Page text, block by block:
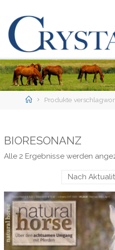
content
Crystal
Verlag
DER
ONLINE-
SHOP
HomeProdukte
BIORESONANZ
Alle 2 Ergebnisse werden